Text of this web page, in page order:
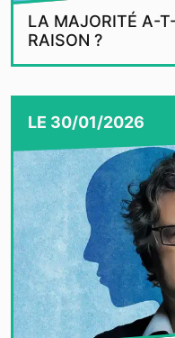
LA MAJORITÉ A-
RAISON ?
LE 30/01/2026